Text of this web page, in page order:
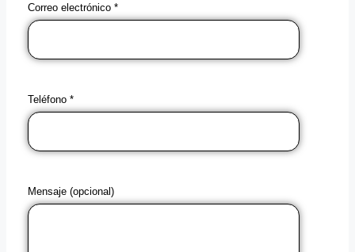
Correo electrónico *
Teléfono *
Mensaje (opcional)